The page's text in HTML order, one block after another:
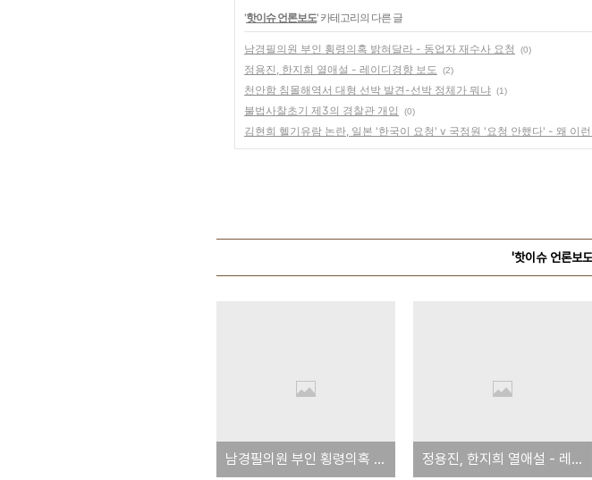
'핫이슈 언론보도' 카테고리의 다른 글
남경필의원 부인 횡령의혹 밝혀달라 - 동업자 재수사 요청 (0)
정용진, 한지희 열애설 - 레이디경향 보도 (2)
천안함 침몰해역서 대형 선박 발견-선박 정체가 뭐냐 (1)
불법사찰초기 제3의 경찰관 개입 (0)
김현희 헬기유람 논란, 일본 '한국이 요청' v 국정원 '요청 안했다' - 왜 이
'핫이슈 언론보
남경필의원 부인 횡령의혹 밝혀달라 - 동업자 재수사 요청 정용진, 한지희 열애설 - 레이디경향 보도